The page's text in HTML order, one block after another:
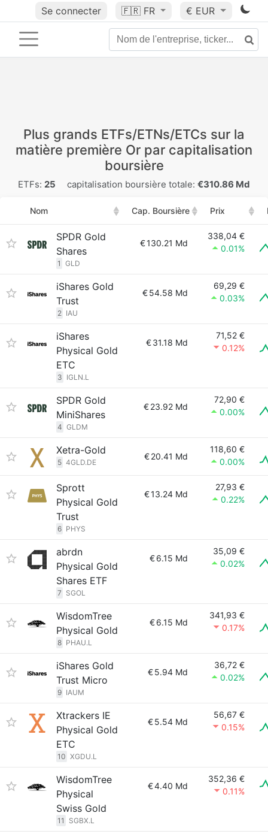
Se connecter 🇫🇷 FR € EUR
Plus grands ETFs/ETNs/ETCs sur la
matière première Or par capitalisation
boursière
ETFs: 25 capitalisation boursière totale: €310.86 Md
Nom Cap. Boursière Prix
SPDR Gold
Shares
1 GLD
€130.21 Md
338,04 €
0.01%
iShares Gold
Trust
2 IAU
€54.58 Md
69,29 €
0.03%
iShares
Physical Gold
ETC
3 IGLN.L
€31.18 Md
71,52 €
0.12%
SPDR Gold
MiniShares
4 GLDM
€23.92 Md
72,90 €
0.00%
Xetra-Gold
5 4GLD.DE
€20.41 Md
118,60 €
0.00%
Sprott
Physical Gold
Trust
6 PHYS
€13.24 Md
27,93 €
0.22%
abrdn
Physical Gold
Shares ETF
7 SGOL
€6.15 Md
35,09 €
0.02%
WisdomTree
Physical Gold
8 PHAU.L
€6.15 Md
341,93 €
0.17%
iShares Gold
Trust Micro
9 IAUM
€5.94 Md
36,72 €
0.02%
Xtrackers IE
Physical Gold
ETC
10 XGDU.L
€5.54 Md
56,67 €
0.15%
WisdomTree
Physical
Swiss Gold
11 SGBX.L
€4.40 Md
352,36 €
0.11%